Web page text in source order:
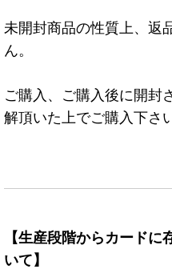
未開封商品の性質上、返
ん。
ご購入、ご購入後に開封
解頂いた上でご購入下さい
【生産段階からカード
いて】